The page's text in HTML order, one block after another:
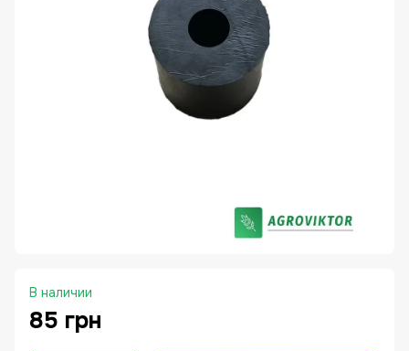
В наличии
85 грн